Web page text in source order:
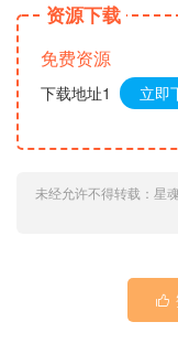
资源下载
免费资源
下载地址1 立即
未经允许不得转载： 星
